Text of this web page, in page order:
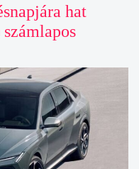
hat